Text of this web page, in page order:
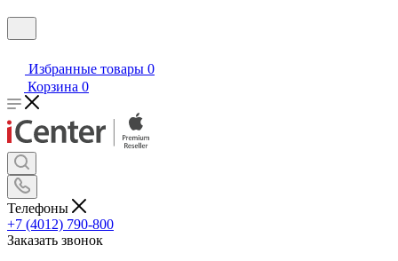
Избранные товары 0
Корзина 0
Телефоны
+7 (4012) 790-800
Заказать звонок